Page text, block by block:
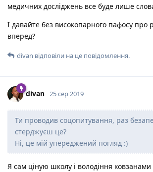
медичних досліджень все буде лише
І давайте без високопарного пафосу про
вперед?
divan відповіли на це повідомлення.
divan 25 сер 2019
Ти проводив соцопитування, раз
стерджуєш це?
Ні, це мій упереджений погляд :)
Я сам ціную школу і володіння